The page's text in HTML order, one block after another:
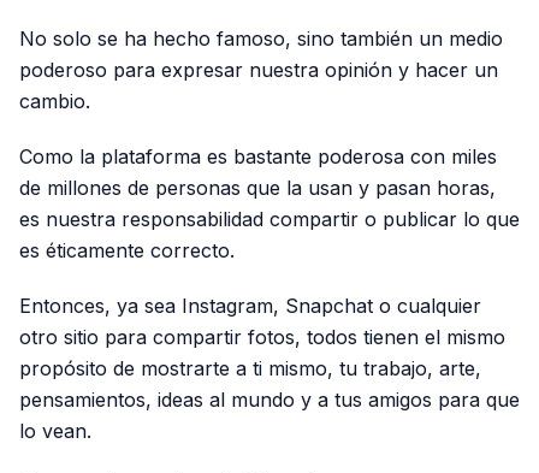
No solo se ha hecho famoso, sino también un medio
poderoso para expresar nuestra opinión y hacer un
cambio.
Como la plataforma es bastante poderosa con miles
de millones de personas que la usan y pasan horas,
es nuestra responsabilidad compartir o publicar lo que
es éticamente correcto.
Entonces, ya sea Instagram, Snapchat o cualquier
otro sitio para compartir fotos, todos tienen el mismo
propósito de mostrarte a ti mismo, tu trabajo, arte,
pensamientos, ideas al mundo y a tus amigos para que
lo vean.